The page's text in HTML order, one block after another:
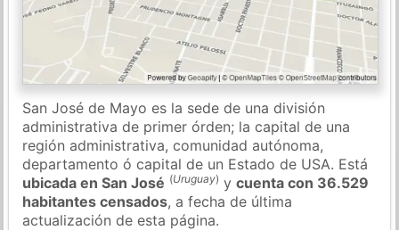
San José de Mayo es la sede de una división
administrativa de primer órden; la capital de una
región administrativa, comunidad autónoma,
departamento ó capital de un Estado de USA. Está
ubicada en San José (Uruguay) ycuenta con 36.529
habitantes censados, a fecha de última
actualización de esta página.